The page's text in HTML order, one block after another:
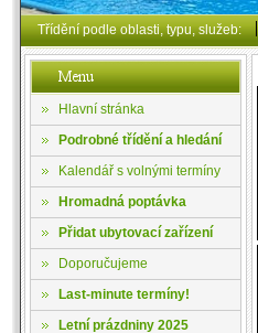
Třídění podle oblasti, typu, služeb:
Hlavní stránka
Podrobné třídění a hledání
Kalendář s volnými termíny
Hromadná poptávka
Přidat ubytovací zařízení
Doporučujeme
Last-minute termíny!
Letní prázdniny 2025